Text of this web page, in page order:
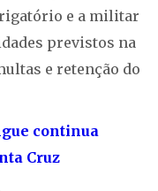
e a militar
previstos na
e retenção do
continua
Cruz